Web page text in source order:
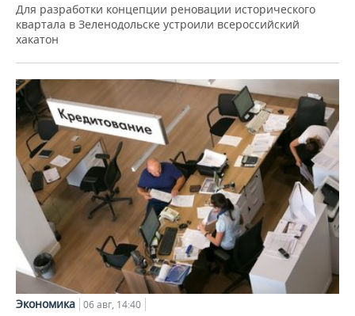
Для разработки концепции реновации исторического
квартала в Зеленодольске устроили всероссийский
хакатон
Экономика 06 авг, 14:40